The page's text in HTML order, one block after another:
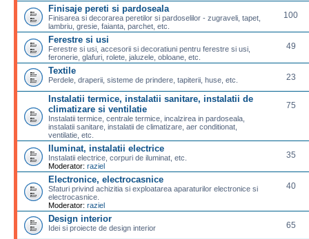
Finisaje pereti si pardoseala
Finisarea si decorarea peretilor si pardoselilor - zugraveli, tapet,
lambriu, gresie, faianta, parchet, etc.
100
Ferestre si usi
Ferestre si usi, accesorii si decoratiuni pentru ferestre si usi,
feronerie, glafuri, rolete, jaluzele, obloane, etc.
49
Textile
Perdele, draperii, sisteme de prindere, tapiterii, huse, etc. 23
Instalatii termice, instalatii sanitare, instalatii de
climatizare si ventilatie
Instalatii termice, centrale termice, incalzirea in pardoseala,
instalatii sanitare, instalatii de climatizare, aer conditionat,
ventilatie, etc.
75
Iluminat, instalatii electrice
Instalatii electrice, corpuri de iluminat, etc.
Moderator: raziel
35
Electronice, electrocasnice
Sfaturi privind achizitia si exploatarea aparaturilor electronice si
electrocasnice.
Moderator: raziel
40
Design interior
Idei si proiecte de design interior 65